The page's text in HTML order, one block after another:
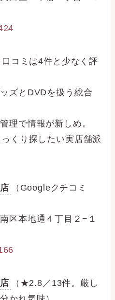
口コミは4件と少なく評
ズとDVDを扱う総合
理で情報が新しめ。
くり探したい実店舗派
（Googleクチコミ
区本地通４丁目２−１
（★2.8／13件。厳し